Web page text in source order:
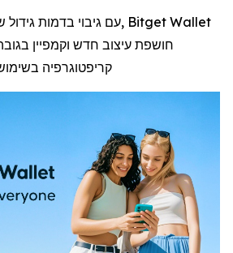
חושפת עיצוב חדש וקמפיין
קריפטוגרפיה